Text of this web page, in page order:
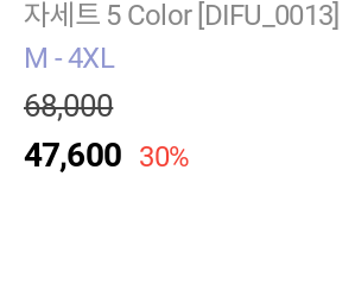
자세트 5 Color [DIFU_0013]
M - 4XL
68,000
47,600 30%